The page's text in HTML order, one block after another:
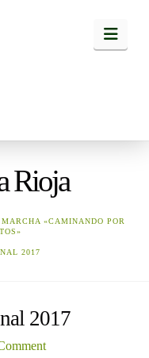
Rioja
«CAMINANDO POR
2017
2017